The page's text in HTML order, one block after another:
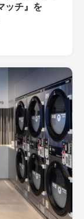
ッチ』を